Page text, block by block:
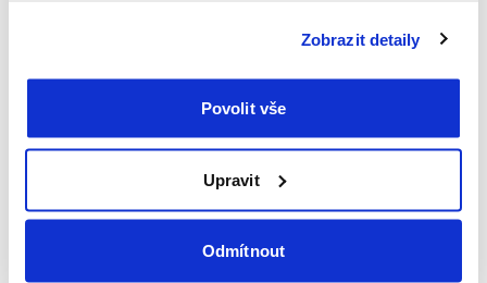
Zobrazit detaily
Povolit vše
Upravit
Odmítnout
Vodní nádrž Palcmanská Maša